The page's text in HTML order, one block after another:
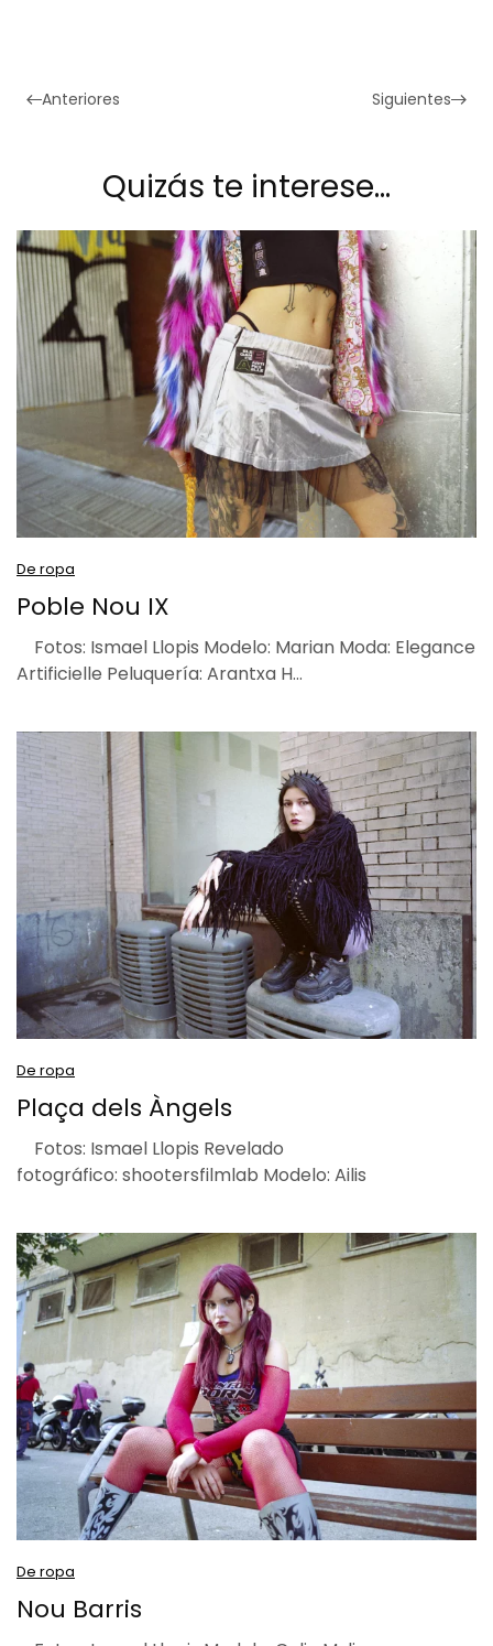
Anteriores Siguientes
Quizás te interese…
De ropa
Poble Nou IX
Fotos: Ismael Llopis Modelo: Marian Moda: Elegance
Artificielle Peluquería: Arantxa H…
De ropa
Plaça dels Àngels
Fotos: Ismael Llopis Revelado
fotográfico: shootersfilmlab Modelo: Ailis
De ropa
Nou Barris